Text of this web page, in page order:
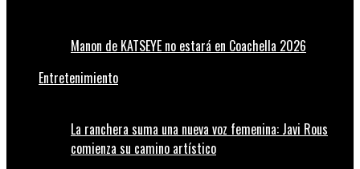
Manon de KATSEYE no estará en Coachella 2026
Entretenimiento
La ranchera suma una nueva voz femenina: Javi Rous
comienza su camino artístico